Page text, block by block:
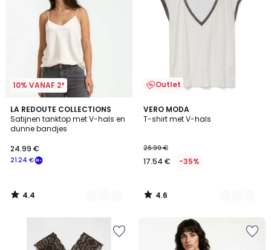
10% VANAF 2*
LA REDOUTE COLLECTIONS
Satijnen tanktop met V-hals en
dunne bandjes
21.24 €
24.99 €
4.4
/ 5
3
Kleuren
4.4
/
Outlet
VERO MODA
T-shirt met V-hals
26.99 €
17.54 € -35%
4.6
/ 5
2
Kleuren
4.6
/